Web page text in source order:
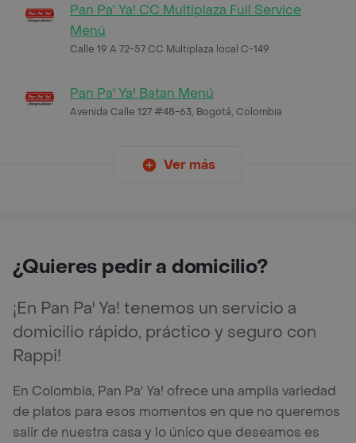
Pan Pa' Ya! CC Multiplaza Full Service
Menú
Calle 19 A 72-57 CC Multiplaza local C-149
Pan Pa' Ya! Batan Menú
Avenida Calle 127 #48-63, Bogotá, Colombia
Ver más
¿Quieres pedir a domicilio?
¡En Pan Pa' Ya! tenemos un servicio a
domicilio rápido, práctico y seguro con
Rappi!
En Colombia, Pan Pa' Ya! ofrece una amplia variedad
de platos para esos momentos en que no queremos
salir de nuestra casa y lo único que deseamos es